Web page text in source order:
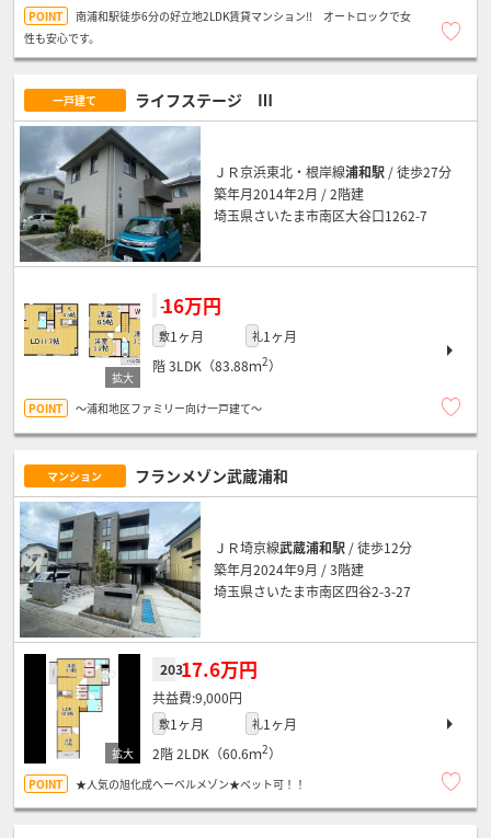
南浦和駅徒歩6分の好立地2LDK賃貸マンション!! オートロックで女
性も安心です。
一戸建て ライフステージ Ⅲ
ＪＲ京浜東北・根岸線浦和駅 / 徒歩27分
築年月2014年2月 / 2階建
埼玉県さいたま市南区大谷口1262-7
-16万円
敷1ヶ月 礼1ヶ月
階3LDK（83.88ｍ2）
～浦和地区ファミリー向け一戸建て～
マンション フランメゾン武蔵浦和
ＪＲ埼京線武蔵浦和駅 / 徒歩12分
築年月2024年9月 / 3階建
埼玉県さいたま市南区四谷2-3-27
20317.6万円
9,000円
敷1ヶ月 礼1ヶ月
2階2LDK（60.6ｍ2）
★人気の旭化成へーベルメゾン★ペット可！！